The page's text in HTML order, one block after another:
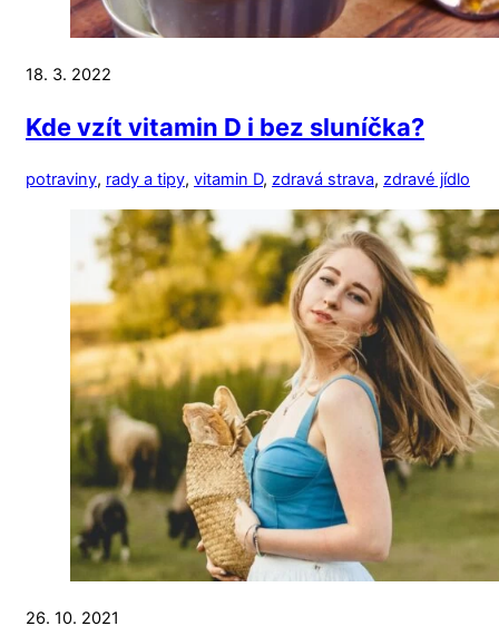
18. 3. 2022
Kde vzít vitamin D i bez sluníčka?
potraviny, rady a tipy, vitamin D, zdravá strava, zdravé jídlo
26. 10. 2021